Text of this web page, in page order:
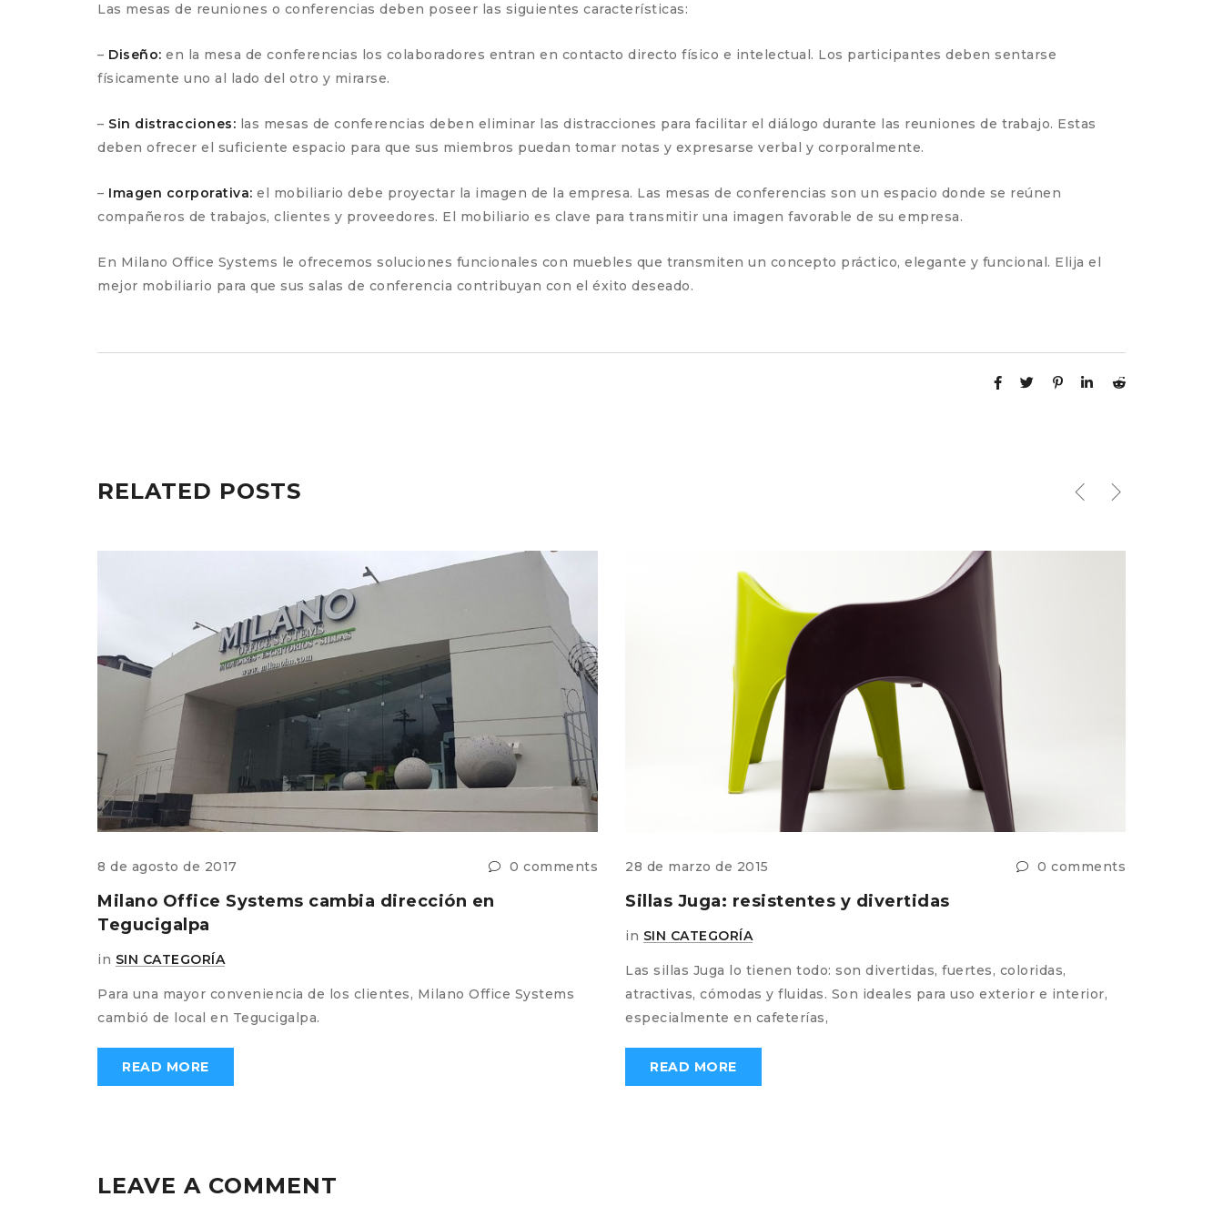
Las mesas de reuniones o conferencias deben poseer las siguientes características:
– Diseño: en la mesa de conferencias los colaboradores entran en contacto directo físico e intelectual. Los participantes deben sentarse
físicamente uno al lado del otro y mirarse.
– Sin distracciones: las mesas de conferencias deben eliminar las distracciones para facilitar el diálogo durante las reuniones de trabajo. Estas
deben ofrecer el suficiente espacio para que sus miembros puedan tomar notas y expresarse verbal y corporalmente.
– Imagen corporativa: el mobiliario debe proyectar la imagen de la empresa. Las mesas de conferencias son un espacio donde se reúnen
compañeros de trabajos, clientes y proveedores. El mobiliario es clave para transmitir una imagen favorable de su empresa.
En Milano Office Systems le ofrecemos soluciones funcionales con muebles que transmiten un concepto práctico, elegante y funcional. Elija el
mejor mobiliario para que sus salas de conferencia contribuyan con el éxito deseado.
RELATED POSTS
8 de agosto de 2017 0 comments
Milano Office Systems cambia dirección en
Tegucigalpa
in SIN CATEGORÍA
Para una mayor conveniencia de los clientes, Milano Office Systems
cambió de local en Tegucigalpa.
READ MORE
28 de marzo de 2015 0 comments
Sillas Juga: resistentes y divertidas
in SIN CATEGORÍA
Las sillas Juga lo tienen todo: son divertidas, fuertes, coloridas,
atractivas, cómodas y fluidas. Son ideales para uso exterior e interior,
especialmente en cafeterías,
READ MORE
LEAVE A COMMENT